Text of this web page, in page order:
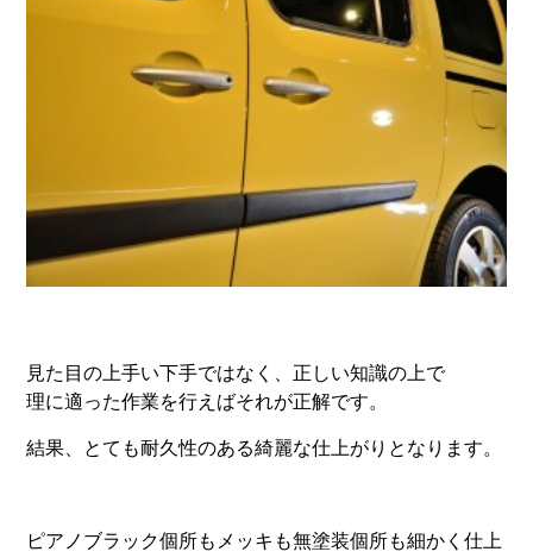
見た目の上手い下手ではなく、正しい知識の上で
理に適った作業を行えばそれが正解です。
結果、とても耐久性のある綺麗な仕上がりとなります。
ピアノブラック個所もメッキも無塗装個所も細かく仕上